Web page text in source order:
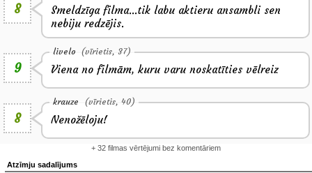
8
Smeldzīga filma...tik labu aktieru ansambli sen
nebiju redzējis.
9
livelo (vīrietis, 37)
Viena no filmām, kuru varu noskatīties vēlreiz
8
krauze (vīrietis, 40)
Nenožēloju!
+ 32 filmas vērtējumi bez komentāriem
Atzīmju sadalījums